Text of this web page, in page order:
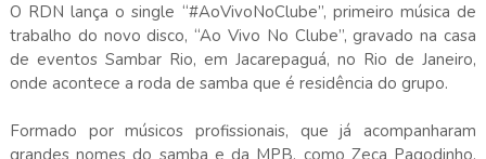
O RDN lança o single “#AoVivoNoClube”, primeiro música de
trabalho do novo disco, “Ao Vivo No Clube”, gravado na casa
de eventos Sambar Rio, em Jacarepaguá, no Rio de Janeiro,
onde acontece a roda de samba que é residência do grupo.
Formado por músicos profissionais, que já acompanharam
grandes nomes do samba e da MPB, como Zeca Pagodinho,